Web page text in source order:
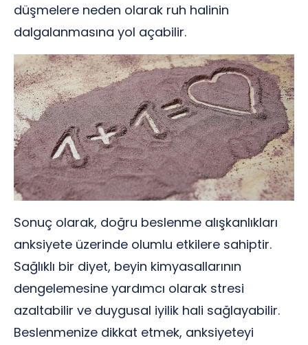
düşmelere neden olarak ruh halinin
dalgalanmasına yol açabilir.
Sonuç olarak, doğru beslenme alışkanlıkları
anksiyete üzerinde olumlu etkilere sahiptir.
Sağlıklı bir diyet, beyin kimyasallarının
dengelemesine yardımcı olarak stresi
azaltabilir ve duygusal iyilik hali sağlayabilir.
Beslenmenize dikkat etmek, anksiyeteyi